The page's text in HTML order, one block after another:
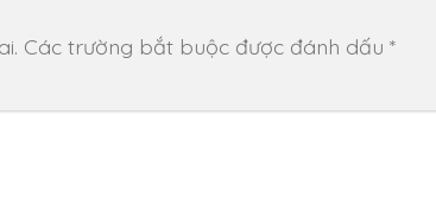
Các trường bắt buộc được đánh dấu *